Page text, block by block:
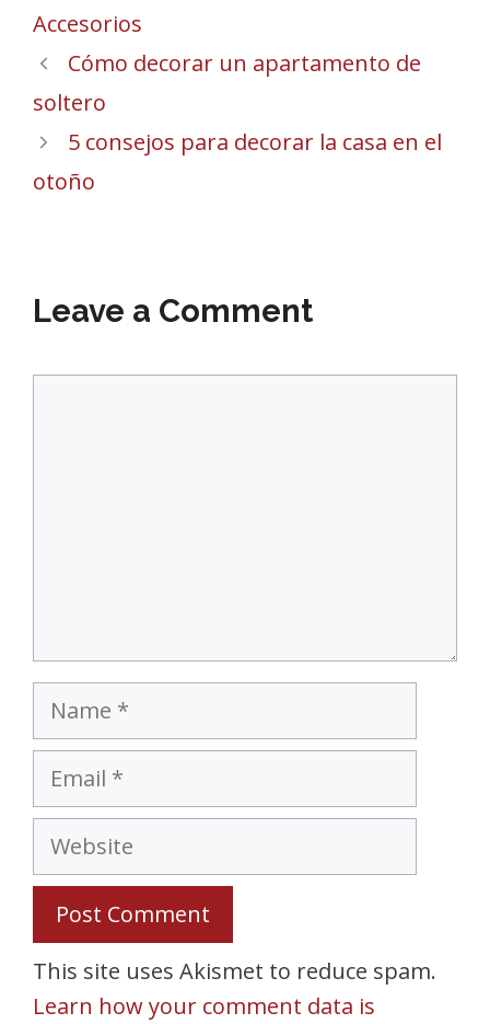
Accesorios
Cómo decorar un apartamento de
soltero
5 consejos para decorar la casa en el
otoño
Leave a Comment
Name
Email
Website
This site uses Akismet to reduce spam.
Learn how your comment data is